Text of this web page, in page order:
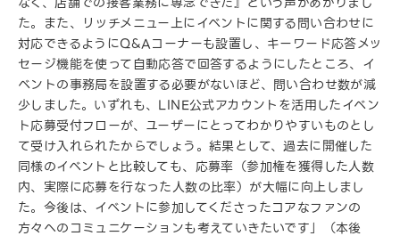
た。また、リッチメニュー上にイベントに関する問い合わせに
対応できるようにQ&Aコーナーも設置し、キーワード応答メッ
セージ機能を使って自動応答で回答するようにしたところ、イ
ベントの事務局を設置する必要がないほど、問い合わせ数が減
少しました。いずれも、LINE公式アカウントを活用したイベン
ト応募受付フローが、ユーザーにとってわかりやすいものとし
て受け入れられたからでしょう。結果として、過去に開催した
同様のイベントと比較しても、応募率（参加権を獲得した人数
内、実際に応募を行なった人数の比率）が大幅に向上しまし
た。今後は、イベントに参加してくださったコアなファンの
方々へのコミュニケーションも考えていきたいです」（本後